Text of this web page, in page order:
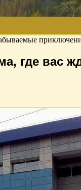
где вас